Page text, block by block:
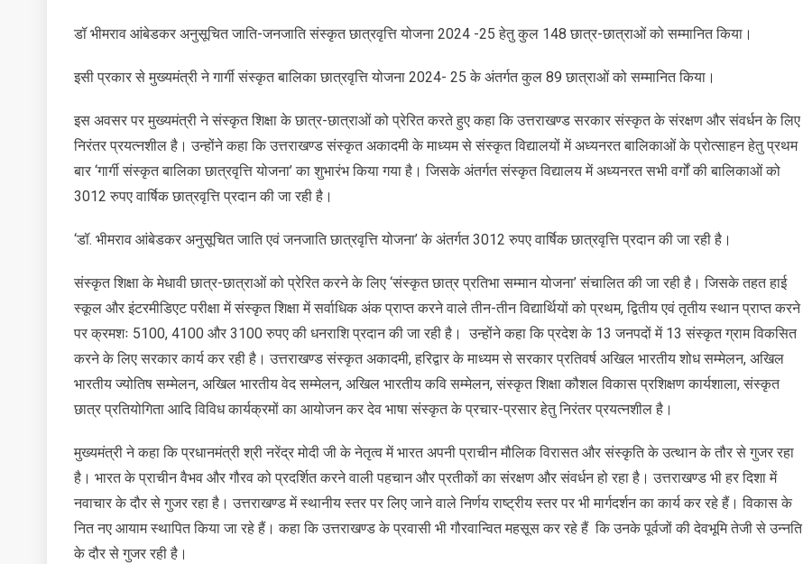
कार्यक्रम
जुड़े
हुए
261
को
किया
डॉ भीमराव आंबेडकर अनुसूचित जाति-जनजाति संस्कृत छात्रवृत्ति योजना 2024 -25 हेतु कुल 148 छात्र-छात्राओं को सम्मानित किया।
इसी प्रकार से मुख्यमंत्री ने गार्गी संस्कृत बालिका छात्रवृत्ति योजना 2024- 25 के अंतर्गत कुल 89 छात्राओं को सम्मानित किया।
इस अवसर पर मुख्यमंत्री ने संस्कृत शिक्षा के छात्र-छात्राओं को प्रेरित करते हुए कहा कि उत्तराखण्ड सरकार संस्कृत के संरक्षण और संवर्धन के लिए
निरंतर प्रयत्नशील है। उन्होंने कहा कि उत्तराखण्ड संस्कृत अकादमी के माध्यम से संस्कृत विद्यालयों में अध्यनरत बालिकाओं के प्रोत्साहन हेतु प्रथम
बार ‘गार्गी संस्कृत बालिका छात्रवृत्ति योजना’ का शुभारंभ किया गया है। जिसके अंतर्गत संस्कृत विद्यालय में अध्यनरत सभी वर्गों की बालिकाओं को
3012 रुपए वार्षिक छात्रवृत्ति प्रदान की जा रही है।
‘डॉ. भीमराव आंबेडकर अनुसूचित जाति एवं जनजाति छात्रवृत्ति योजना’ के अंतर्गत 3012 रुपए वार्षिक छात्रवृत्ति प्रदान की जा रही है।
संस्कृत शिक्षा के मेधावी छात्र-छात्राओं को प्रेरित करने के लिए ‘संस्कृत छात्र प्रतिभा सम्मान योजना’ संचालित की जा रही है। जिसके तहत हाई
स्कूल और इंटरमीडिएट परीक्षा में संस्कृत शिक्षा में सर्वाधिक अंक प्राप्त करने वाले तीन-तीन विद्यार्थियों को प्रथम, द्वितीय एवं तृतीय स्थान प्राप्त करने
पर क्रमशः 5100, 4100 और 3100 रुपए की धनराशि प्रदान की जा रही है। उन्होंने कहा कि प्रदेश के 13 जनपदों में 13 संस्कृत ग्राम विकसित
करने के लिए सरकार कार्य कर रही है। उत्तराखण्ड संस्कृत अकादमी, हरिद्वार के माध्यम से सरकार प्रतिवर्ष अखिल भारतीय शोध सम्मेलन, अखिल
भारतीय ज्योतिष सम्मेलन, अखिल भारतीय वेद सम्मेलन, अखिल भारतीय कवि सम्मेलन, संस्कृत शिक्षा कौशल विकास प्रशिक्षण कार्यशाला, संस्कृत
छात्र प्रतियोगिता आदि विविध कार्यक्रमों का आयोजन कर देव भाषा संस्कृत के प्रचार-प्रसार हेतु निरंतर प्रयत्नशील है।
मुख्यमंत्री ने कहा कि प्रधानमंत्री श्री नरेंद्र मोदी जी के नेतृत्व में भारत अपनी प्राचीन मौलिक विरासत और संस्कृति के उत्थान के तौर से गुजर रहा
है। भारत के प्राचीन वैभव और गौरव को प्रदर्शित करने वाली पहचान और प्रतीकों का संरक्षण और संवर्धन हो रहा है। उत्तराखण्ड भी हर दिशा में
नवाचार के दौर से गुजर रहा है। उत्तराखण्ड में स्थानीय स्तर पर लिए जाने वाले निर्णय राष्ट्रीय स्तर पर भी मार्गदर्शन का कार्य कर रहे हैं। विकास के
नित नए आयाम स्थापित किया जा रहे हैं। कहा कि उत्तराखण्ड के प्रवासी भी गौरवान्वित महसूस कर रहे हैं कि उनके पूर्वजों की देवभूमि तेजी से उन्नति
के दौर से गुजर रही है।